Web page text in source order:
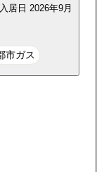
入居日 2026年9月
市ガス